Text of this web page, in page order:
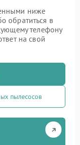
ниже
обратиться в
телефону
на свой
пылесосов